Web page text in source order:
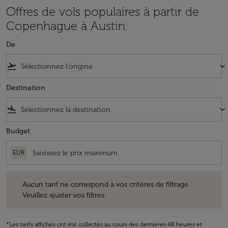
Offres de vols populaires à partir de
Copenhague à Austin
De
flight_takeoff keyboard_arrow_down
Destination
flight_land keyboard_arrow_down
Budget
EUR
Aucun tarif ne correspond à vos critères de filtrage.
Veuillez ajuster vos filtres.
*Les tarifs affichés ont été collectés au cours des dernières 48 heures et